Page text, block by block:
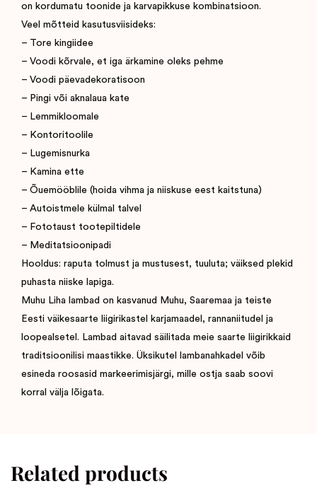
on kordumatu toonide ja karvapikkuse kombinatsioon.
Veel mõtteid kasutusviisideks:
– Tore kingiidee
– Voodi kõrvale, et iga ärkamine oleks pehme
– Voodi päevadekoratisoon
– Pingi või aknalaua kate
– Lemmikloomale
– Kontoritoolile
– Lugemisnurka
– Kamina ette
– Õuemööblile (hoida vihma ja niiskuse eest kaitstuna)
– Autoistmele külmal talvel
– Fototaust tootepiltidele
– Meditatsioonipadi
Hooldus: raputa tolmust ja mustusest, tuuluta; väiksed plekid
puhasta niiske lapiga.
Muhu Liha lambad on kasvanud Muhu, Saaremaa ja teiste
Eesti väikesaarte liigirikastel karjamaadel, rannaniitudel ja
loopealsetel. Lambad aitavad säilitada meie saarte liigirikkaid
traditsioonilisi maastikke. Üksikutel lambanahkadel võib
esineda roosasid markeerimisjärgi, mille ostja saab soovi
korral välja lõigata.
Related products